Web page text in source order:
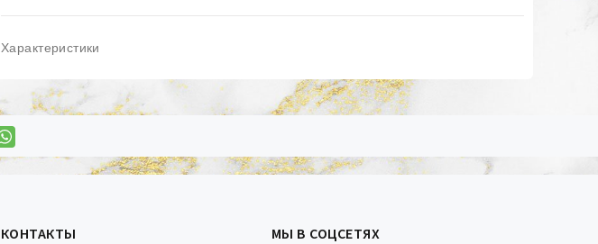
Характеристики
КОНТАКТЫ МЫ В СОЦСЕТЯХ